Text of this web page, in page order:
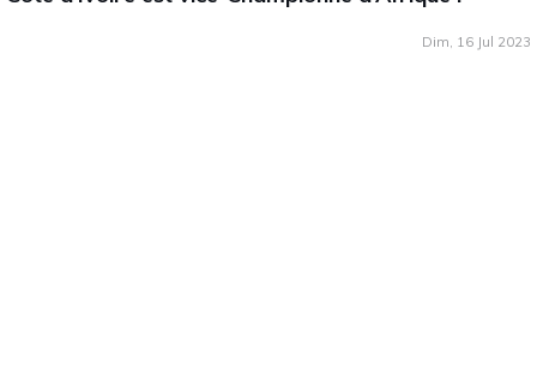
Dim, 16 Jul 2023